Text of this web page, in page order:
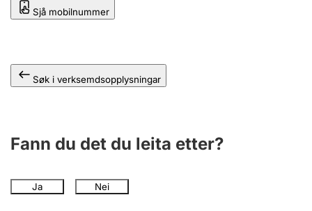
Sjå mobilnummer
Søk i verksemdsopplysningar
Fann du det du leita etter?
Ja Nei